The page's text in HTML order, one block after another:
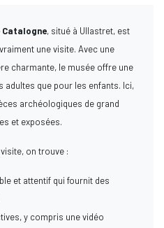
Catalogne, situé à Ullastret, est
une visite. Avec une
charmante, le musée offre une
adultes que pour les enfants. Ici,
archéologiques de grand
et exposées.
on trouve :
et attentif qui fournit des
y compris une vidéo